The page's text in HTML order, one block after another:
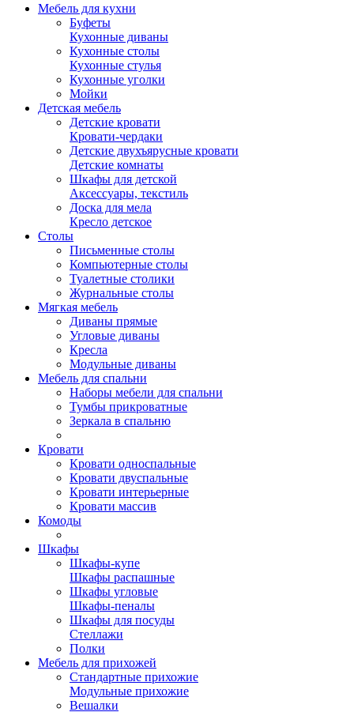
Мебель для кухни
Буфеты
Кухонные диваны
Кухонные столы
Кухонные стулья
Кухонные уголки
Мойки
Детская мебель
Детские кровати
Кровати-чердаки
Детские двухъярусные кровати
Детские комнаты
Шкафы для детской
Аксессуары, текстиль
Доска для мела
Кресло детское
Столы
Письменные столы
Компьютерные столы
Туалетные столики
Журнальные столы
Мягкая мебель
Диваны прямые
Угловые диваны
Кресла
Модульные диваны
Мебель для спальни
Наборы мебели для спальни
Тумбы прикроватные
Зеркала в спальню
Кровати
Кровати односпальные
Кровати двуспальные
Кровати интерьерные
Кровати массив
Комоды
Шкафы
Шкафы-купе
Шкафы распашные
Шкафы угловые
Шкафы-пеналы
Шкафы для посуды
Стеллажи
Полки
Мебель для прихожей
Стандартные прихожие
Модульные прихожие
Вешалки